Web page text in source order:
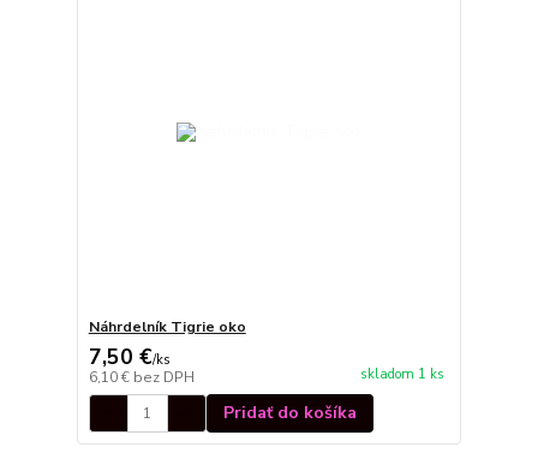
Náhrdelník Tigrie oko
7,50 €/ks
6,10 € bez DPH skladom 1 ks
Pridať do košíka